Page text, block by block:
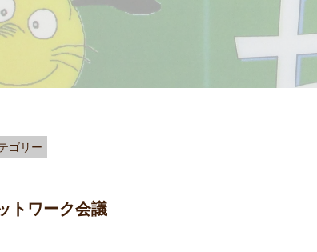
ゴリー
トワーク会議